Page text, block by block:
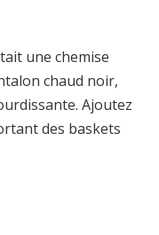
une chemise
chaud noir,
Ajoutez
des baskets